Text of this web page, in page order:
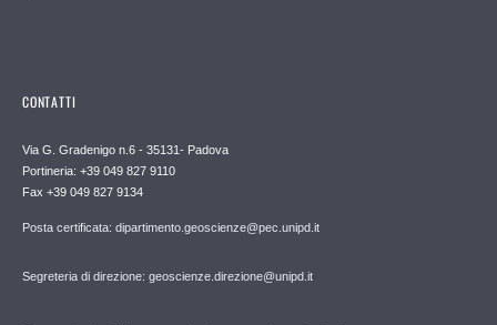
CONTATTI
Via G. Gradenigo n.6 - 35131- Padova
Portineria: +39 049 827 9110
Fax +39 049 827 9134
Posta certificata: dipartimento.geoscienze@pec.unipd.it
Segreteria di direzione: geoscienze.direzione@unipd.it